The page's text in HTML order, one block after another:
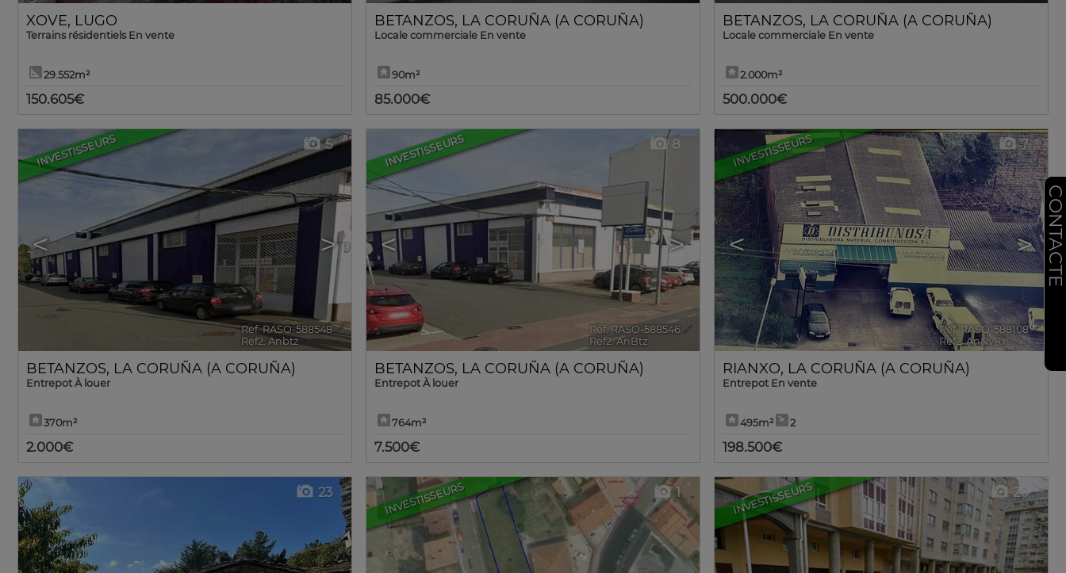
XOVE, LUGO
Terrains résidentiels En vente
29.552m²
150.605€
BETANZOS, LA CORUÑA (A CORUÑA)
Locale commerciale En vente
90m²
85.000€
BETANZOS, LA CORUÑA (A CORUÑA)
Locale commerciale En vente
2.000m²
500.000€
INVESTISSEURS
< >
5
Ref. RASO-588548 🔗
Ref2. Anbtz
BETANZOS, LA CORUÑA (A CORUÑA)
Entrepot À louer
370m²
2.000€
INVESTISSEURS
< >
8
Ref. RASO-588546 🔗
Ref2. AnBtz
BETANZOS, LA CORUÑA (A CORUÑA)
Entrepot À louer
764m²
7.500€
INVESTISSEURS
< >
7
Ref. RASO-588108 🔗
Ref2. AnNvRx
RIANXO, LA CORUÑA (A CORUÑA)
Entrepot En vente
495m² 2
198.500€
23 INVESTISSEURS 1 INVESTISSEURS 20